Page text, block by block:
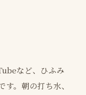
など、ひふみ
。朝の打ち水、